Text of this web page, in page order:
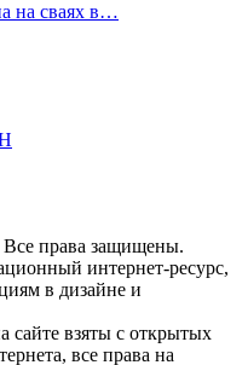
на сваях в…
Все права защищены.
интернет-ресурс,
в дизайне и
сайте взяты с открытых
все права на